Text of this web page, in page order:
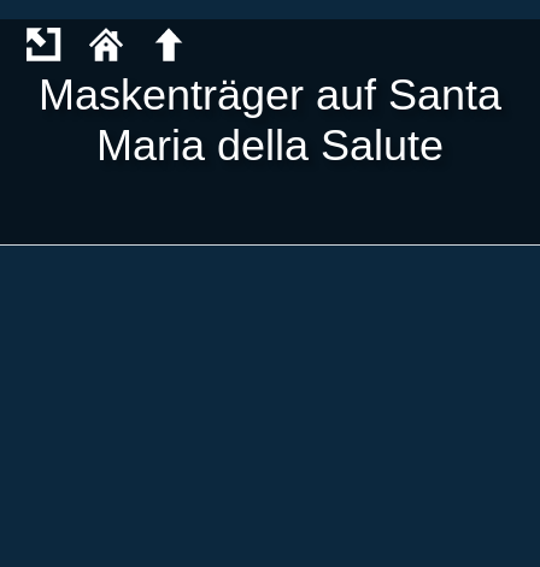
Maskenträger auf Santa
Maria della Salute